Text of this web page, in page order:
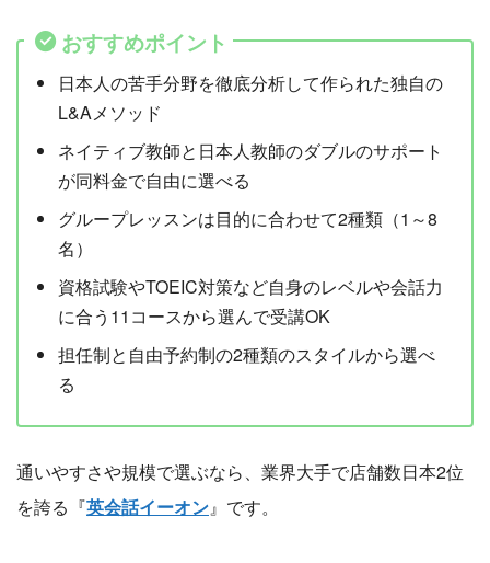
おすすめポイント
日本人の苦手分野を徹底分析して作られた独自の
L&Aメソッド
ネイティブ教師と日本人教師のダブルのサポート
が同料金で自由に選べる
グループレッスンは目的に合わせて2種類（1～8
名）
資格試験やTOEIC対策など自身のレベルや会話力
に合う11コースから選んで受講OK
担任制と自由予約制の2種類のスタイルから選べ
る
通いやすさや規模で選ぶなら、業界大手で店舗数日本2位
を誇る『英会話イーオン』です。